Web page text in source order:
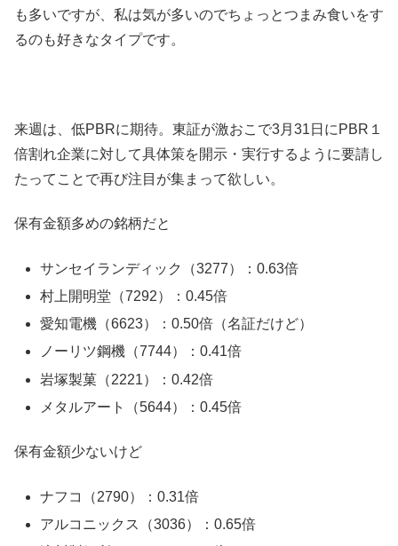
も多いですが、私は気が多いのでちょっとつまみ食いをす
るのも好きなタイプです。
来週は、低PBRに期待。東証が激おこで3月31日にPBR１
倍割れ企業に対して具体策を開示・実行するように要請し
たってことで再び注目が集まって欲しい。
保有金額多めの銘柄だと
サンセイランディック（3277）：0.63倍
村上開明堂（7292）：0.45倍
愛知電機（6623）：0.50倍（名証だけど）
ノーリツ鋼機（7744）：0.41倍
岩塚製菓（2221）：0.42倍
メタルアート（5644）：0.45倍
保有金額少ないけど
ナフコ（2790）：0.31倍
アルコニックス（3036）：0.65倍